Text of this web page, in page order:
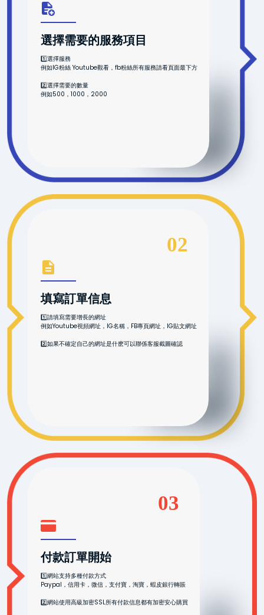
選擇需要的服務項目
1️⃣選擇服務
例如IG粉絲 Youtube觀看，fb粉絲所有服務請看頁面最下方
2️⃣選擇需要的數量
例如500，1000，2000
02
填寫訂單信息
1️⃣請填寫需要增長的網址
例如Youtube視頻網址，IG名稱，FB專頁網址，IG貼文網址
2️⃣如果不確定自己的網址是什麽可以聯係客服截圖確認
03
付款訂單開始
1️⃣網站支持多種付款方式
Paypal，信用卡，微信，支付寶，淘寶，蝦皮銀行轉賬
2️⃣網站使用高級加密SSL所有付款信息都有加密安心購買